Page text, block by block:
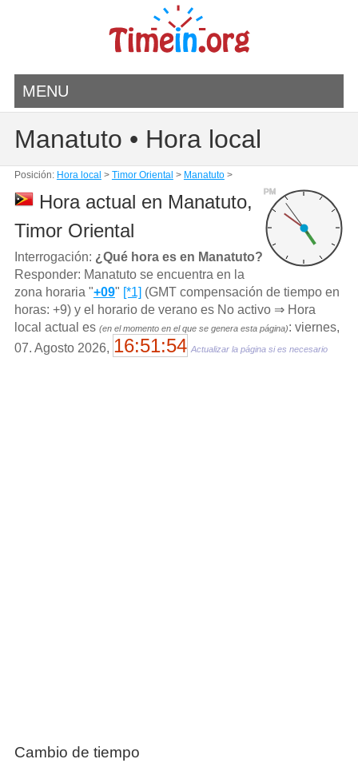
MENU
Manatuto • Hora local
Posición: Hora local > Timor Oriental > Manatuto>
PM
Hora actual en Manatuto,
Timor Oriental
Interrogación: ¿Qué hora es en Manatuto?
Responder: Manatuto se encuentra en la
zona horaria "+09" [*1] (GMT compensación de tiempo en
horas: +9) y el horario de verano es No activo ⇒ Hora
local actual es (en el momento en el que se genera esta página): viernes,
07. Agosto 2026, 16:51:54 Actualizar la página si es necesario
Cambio de tiempo